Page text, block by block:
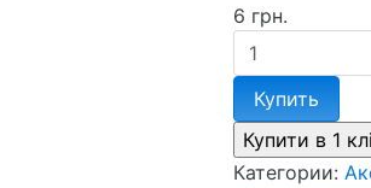
6 грн.
Купить
Категории: